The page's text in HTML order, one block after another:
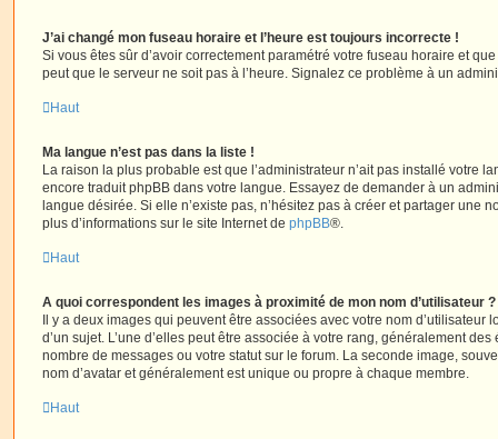
J’ai changé mon fuseau horaire et l’heure est toujours incorrecte !
Si vous êtes sûr d’avoir correctement paramétré votre fuseau horaire et
peut que le serveur ne soit pas à l’heure. Signalez ce problème à un
Haut
Ma langue n’est pas dans la liste !
La raison la plus probable est que l’administrateur n’ait pas installé votre
encore traduit phpBB dans votre langue. Essayez de demander à un
langue désirée. Si elle n’existe pas, n’hésitez pas à créer et partager une
plus d’informations sur le site Internet de phpBB®.
Haut
A quoi correspondent les images à proximité de mon nom d’utilisateur ?
Il y a deux images qui peuvent être associées avec votre nom d’utilisateur
d’un sujet. L’une d’elles peut être associée à votre rang, généralement
nombre de messages ou votre statut sur le forum. La seconde image,
nom d’avatar et généralement est unique ou propre à chaque membre.
Haut